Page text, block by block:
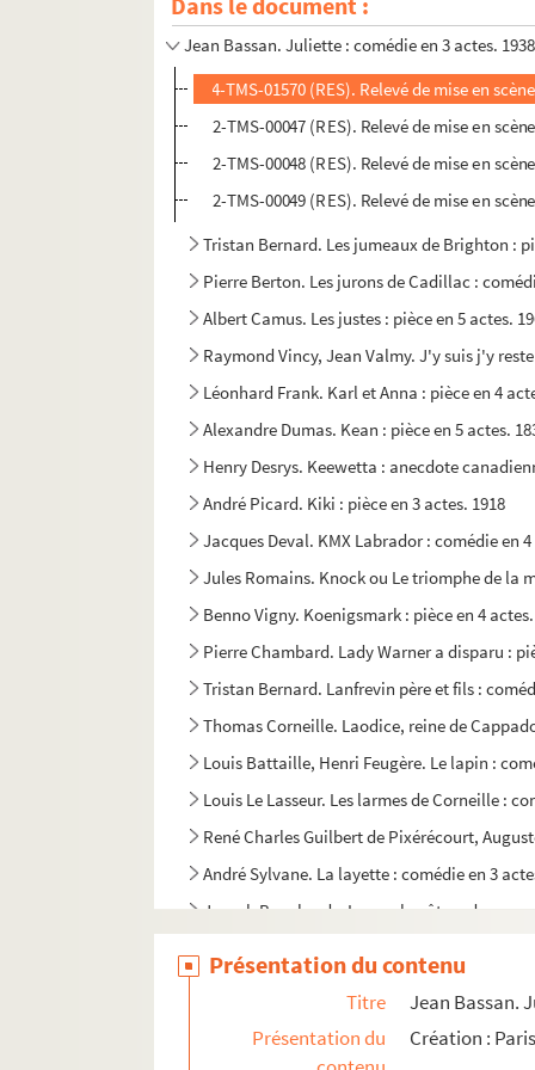
Octave Feuillet. Julie : drame en 3 actes.
Jean Bassan. Juliette : comédie en 3 actes. 1938
4-TMS-01570 (RES). Relevé de mise en
2-TMS-00047 (RES). Relevé de mise en
2-TMS-00048 (RES). Relevé de mise en
2-TMS-00049 (RES). Relevé de mise en
Tristan Bernard. Les jumeaux de Brighton :
Pierre Berton. Les jurons de Cadillac :
Albert Camus. Les justes : pièce en 5 actes.
Raymond Vincy, Jean Valmy. J'y suis j'y
Léonhard Frank. Karl et Anna : pièce en 4
Alexandre Dumas. Kean : pièce en 5 actes.
Henry Desrys. Keewetta : anecdote
André Picard. Kiki : pièce en 3 actes. 1918
Jacques Deval. KMX Labrador : comédie
Jules Romains. Knock ou Le triomphe de la
Benno Vigny. Koenigsmark : pièce en 4
Pierre Chambard. Lady Warner a disparu :
Tristan Bernard. Lanfrevin père et fils :
Thomas Corneille. Laodice, reine de
Louis Battaille, Henri Feugère. Le lapin :
Louis Le Lasseur. Les larmes de Corneille :
René Charles Guilbert de Pixérécourt,
André Sylvane. La layette : comédie en 3
Joseph Bouchardy. Lazare le pâtre : drame
Fernand Nozière. Leïla : comédie en 3 actes.
Présentation du contenu
Titre
Jean Bassan.
Présentation du
Création :